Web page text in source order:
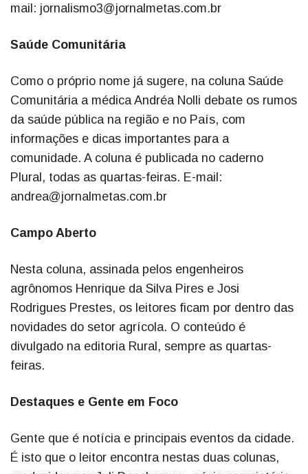
mail: jornalismo3@jornalmetas.com.br
Saúde Comunitária
Como o próprio nome já sugere, na coluna Saúde
Comunitária a médica Andréa Nolli debate os rumos
da saúde pública na região e no País, com
informações e dicas importantes para a
comunidade. A coluna é publicada no caderno
Plural, todas as quartas-feiras. E-mail:
andrea@jornalmetas.com.br
Campo Aberto
Nesta coluna, assinada pelos engenheiros
agrônomos Henrique da Silva Pires e Josi
Rodrigues Prestes, os leitores ficam por dentro das
novidades do setor agrícola. O conteúdo é
divulgado na editoria Rural, sempre as quartas-
feiras.
Destaques e Gente em Foco
Gente que é notícia e principais eventos da cidade.
É isto que o leitor encontra nestas duas colunas,